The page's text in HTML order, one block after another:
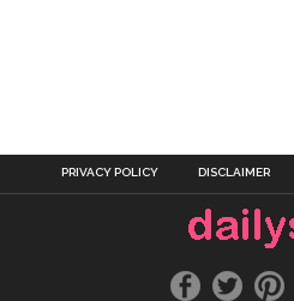
PRIVACY POLICY DISCLAIMER